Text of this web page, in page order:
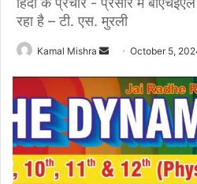
रहा है – टी. एस. मुरली
Kamal Mishra
Send
email
October 5,